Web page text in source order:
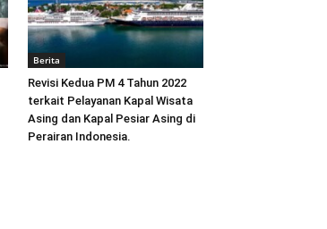
Berita
Revisi Kedua PM 4 Tahun 2022
terkait Pelayanan Kapal Wisata
Asing dan Kapal Pesiar Asing di
Perairan Indonesia.